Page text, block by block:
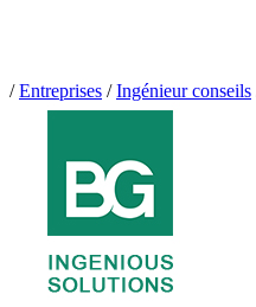
/ Entreprises / Ingénieur conseils